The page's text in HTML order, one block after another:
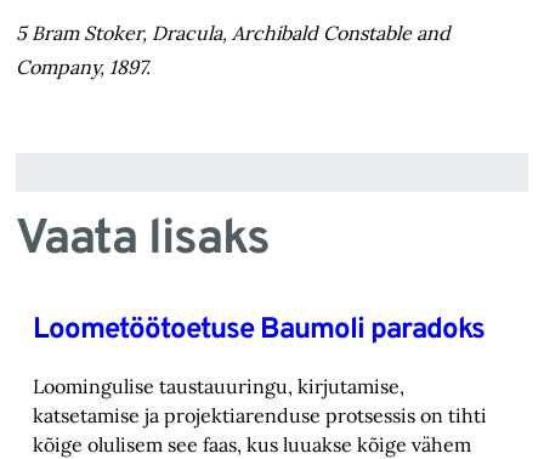
5 Bram Stoker, Dracula, Archibald Constable and
Company, 1897.
Vaata lisaks
Loometöötoetuse Baumoli paradoks
Loomingulise taustauuringu, kirjutamise,
katsetamise ja projektiarenduse protsessis on tihti
kõige olulisem see faas, kus luuakse kõige vähem